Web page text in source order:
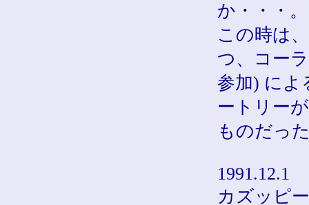
か・・・。
この時は
つ、コー
参加) によ
ートリー
ものだっ
1991.12.1
カズッピ